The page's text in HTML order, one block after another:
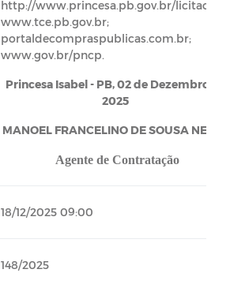
http://www.princesa.pb.gov.br/licitacoes;
www.tce.pb.gov.br;
portaldecompraspublicas.com.br;
www.gov.br/pncp.
Princesa Isabel - PB, 02 de Dezembro de
2025
MANOEL FRANCELINO DE SOUSA NETO –
Agente de Contratação
18/12/2025 09:00
148/2025